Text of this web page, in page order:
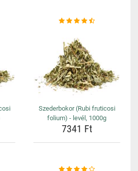
Szederbokor (Rubi fruticosi
folium) - levél, 1000g
7341 Ft